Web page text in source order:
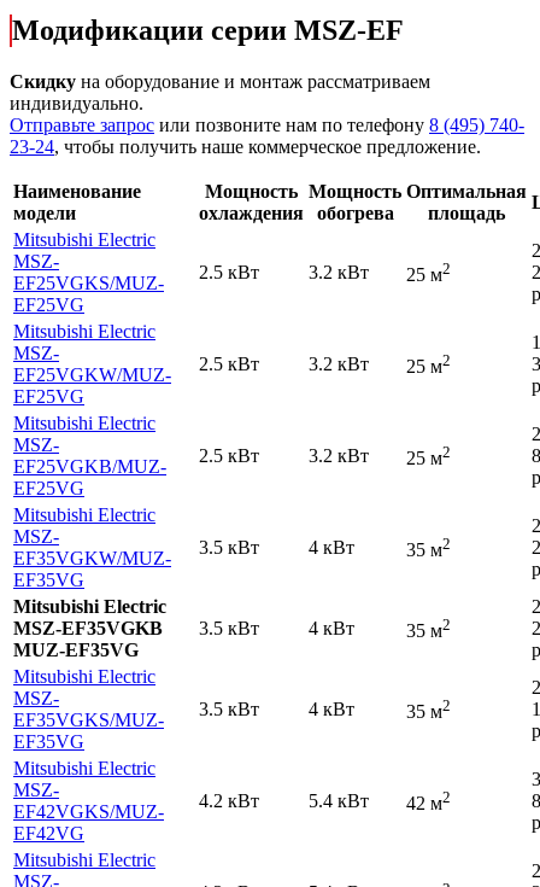
Модификации серии MSZ-EF
Скидку на оборудование и монтаж рассматриваем
индивидуально.
Отправьте запрос или позвоните нам по телефону 8 (495) 740-
23-24, чтобы получить наше коммерческое предложение.
Наименование
модели
Мощность
охлаждения
Мощность
обогрева
Оптимальная
площадь
Mitsubishi Electric
MSZ-
EF25VGKS/MUZ-
EF25VG
2.5 кВт 3.2 кВт 25 м2
Mitsubishi Electric
MSZ-
EF25VGKW/MUZ-
EF25VG
2.5 кВт 3.2 кВт 25 м2
Mitsubishi Electric
MSZ-
EF25VGKB/MUZ-
EF25VG
2.5 кВт 3.2 кВт 25 м2
Mitsubishi Electric
MSZ-
EF35VGKW/MUZ-
EF35VG
3.5 кВт 4 кВт 35 м2
Mitsubishi Electric
MSZ-EF35VGKB
MUZ-EF35VG
3.5 кВт 4 кВт 35 м2
Mitsubishi Electric
MSZ-
EF35VGKS/MUZ-
EF35VG
3.5 кВт 4 кВт 35 м2
Mitsubishi Electric
MSZ-
EF42VGKS/MUZ-
EF42VG
4.2 кВт 5.4 кВт 42 м2
Mitsubishi Electric
MSZ-